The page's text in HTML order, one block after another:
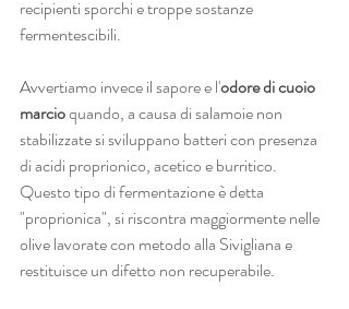
recipienti sporchi e troppe sostanze
fermentescibili.
Avvertiamo invece il sapore e l'odore di cuoio
marcio quando, a causa di salamoie non
stabilizzate si sviluppano batteri con presenza
di acidi proprionico, acetico e burritico.
Questo tipo di fermentazione è detta
"proprionica", si riscontra maggiormente nelle
olive lavorate con metodo alla Sivigliana e
restituisce un difetto non recuperabile.